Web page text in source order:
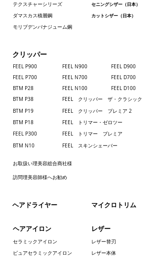
テクスチャーシリーズ
ダマスカス積層鋼
セニングシザー（日本）
カットシザー（日本）
モリブデンバナジューム鋼
クリッパー
FEEL P900
FEEL P700
BTM P28
BTM P38
BTM P19
BTM P18
FEEL P300
BTM N10
FEEL N900
​FEEL N700
FEEL N100
FEEL D900
FEEL D700
FEEL D100
FEEL クリッパー ザ・クラシック
FEEL クリッパー プレミア 2
FEEL トリマー・ゼロツー
FEEL トリマー プレミア
FEEL スキンシェーバー
お取扱い理美容総合商社様
訪問理美容師様へお勧め
​ヘアドライヤー
ヘアアイロン
セラミックアイロン
ピュアセラミックアイロン
​マイクロトリム
レザー
レザー替刃
レザー本体